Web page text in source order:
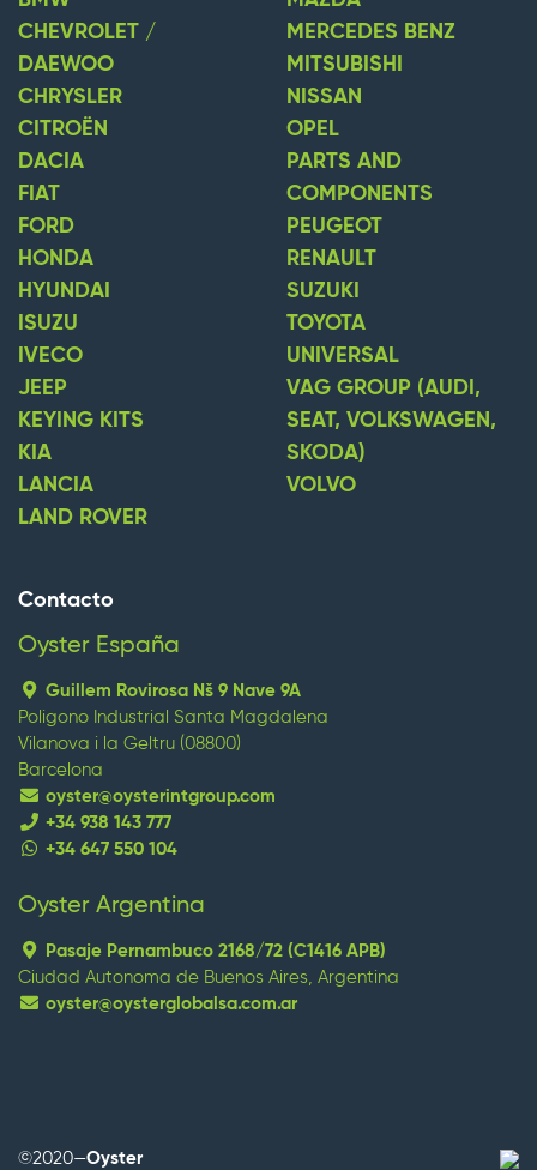
CHEVROLET /
DAEWOO
CHRYSLER
CITROËN
DACIA
FIAT
FORD
HONDA
HYUNDAI
ISUZU
IVECO
JEEP
KEYING KITS
KIA
LANCIA
LAND ROVER
MERCEDES BENZ
MITSUBISHI
NISSAN
OPEL
PARTS AND
COMPONENTS
PEUGEOT
RENAULT
SUZUKI
TOYOTA
UNIVERSAL
VAG GROUP (AUDI,
SEAT, VOLKSWAGEN,
SKODA)
VOLVO
Contacto
Oyster España
Guillem Rovirosa Nš 9 Nave 9A
Poligono Industrial Santa Magdalena
Vilanova i la Geltru (08800)
Barcelona
oyster@oysterintgroup.com
+34 938 143 777
+34 647 550 104
replica watches replique montre
Oyster Argentina
Pasaje Pernambuco 2168/72 (C1416 APB)
Ciudad Autonoma de Buenos Aires, Argentina
oyster@oysterglobalsa.com.ar
©2020—Oyster